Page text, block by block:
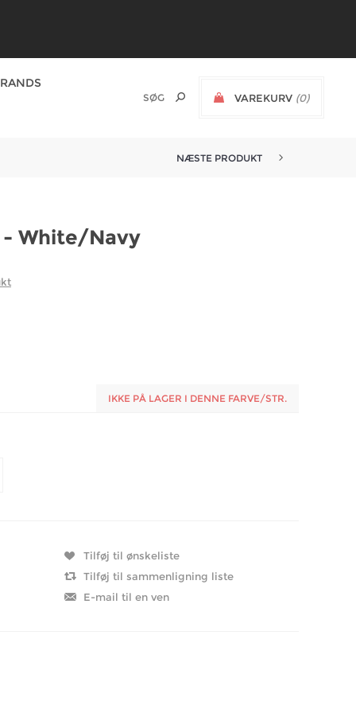
VAREKURV (0)
NÆSTE PRODUKT
- White/Navy
IKKE PÅ LAGER I DENNE FARVE/STR.